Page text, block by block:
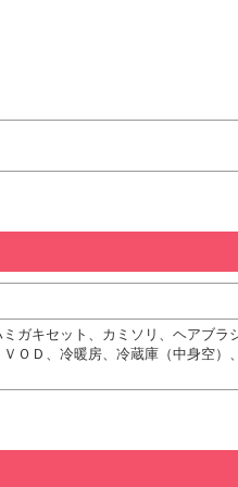
ガキセット、カミソリ、ヘアブラ
ＯＤ、冷暖房、冷蔵庫（中身空）